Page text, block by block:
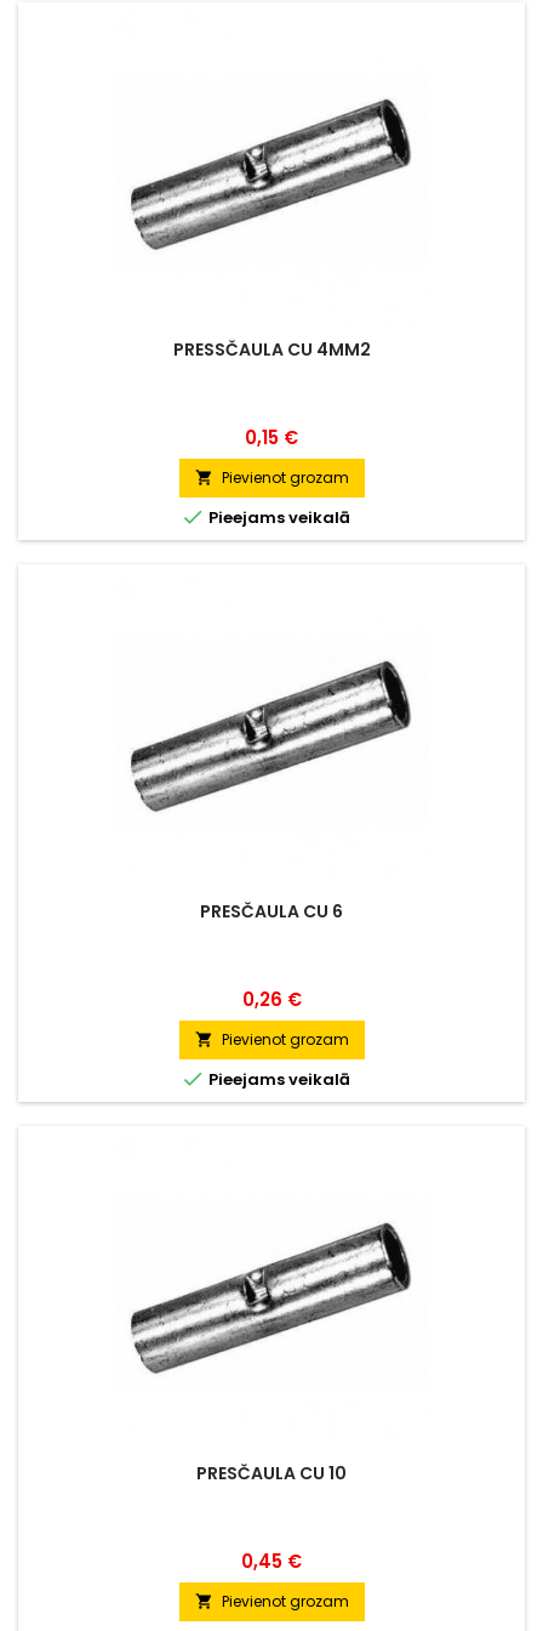
PRESSČAULA CU 4MM2
Cena
0,15 €
 Pievienot grozam
 Pieejams veikalā
PRESČAULA CU 6
Cena
0,26 €
 Pievienot grozam
 Pieejams veikalā
PRESČAULA CU 10
Cena
0,45 €
 Pievienot grozam